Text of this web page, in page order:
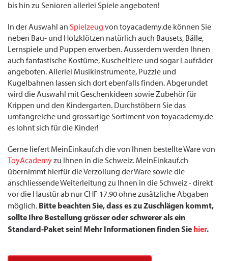
bis hin zu Senioren allerlei Spiele angeboten!
In der Auswahl an Spielzeug von toyacademy.de können Sie
neben Bau- und Holzklötzen natürlich auch Bausets, Bälle,
Lernspiele und Puppen erwerben. Ausserdem werden Ihnen
auch fantastische Kostüme, Kuscheltiere und sogar Laufräder
angeboten. Allerlei Musikinstrumente, Puzzle und
Kugelbahnen lassen sich dort ebenfalls finden. Abgerundet
wird die Auswahl mit Geschenkideen sowie Zubehör für
Krippen und den Kindergarten. Durchstöbern Sie das
umfangreiche und grossartige Sortiment von toyacademy.de -
es lohnt sich für die Kinder!
Gerne liefert MeinEinkauf.ch die von Ihnen bestellte Ware von
ToyAcademyzu Ihnen in die Schweiz. MeinEinkauf.ch
übernimmt hierfür die Verzollung der Ware sowie die
anschliessende Weiterleitung zu Ihnen in die Schweiz - direkt
vor die Haustür ab nur CHF 17.90 ohne zusätzliche Abgaben
möglich. Bitte beachten Sie, dass es zu Zuschlägen kommt,
sollte Ihre Bestellung grösser oder schwerer als ein
Standard-Paket sein! Mehr Informationen finden Sie hier.